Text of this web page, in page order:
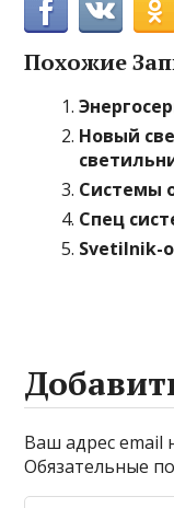
Похожие
Новый
Системы
Спец
Svetilnik-
Ваш адрес email
Обязательные